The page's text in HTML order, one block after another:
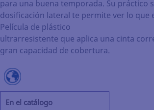
para una buena temporada. Su práctico
dosificación lateral te permite ver lo que
Película de plástico
ultrarresistente que aplica una cinta
gran capacidad de cobertura.
En el catálogo